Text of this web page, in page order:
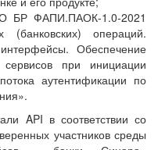
БР ФАПИ.ПАОК-1.0-2021
(банковских) операций.
Обеспечение
при инициации
аутентификации по
API в соответствии со
участников среды